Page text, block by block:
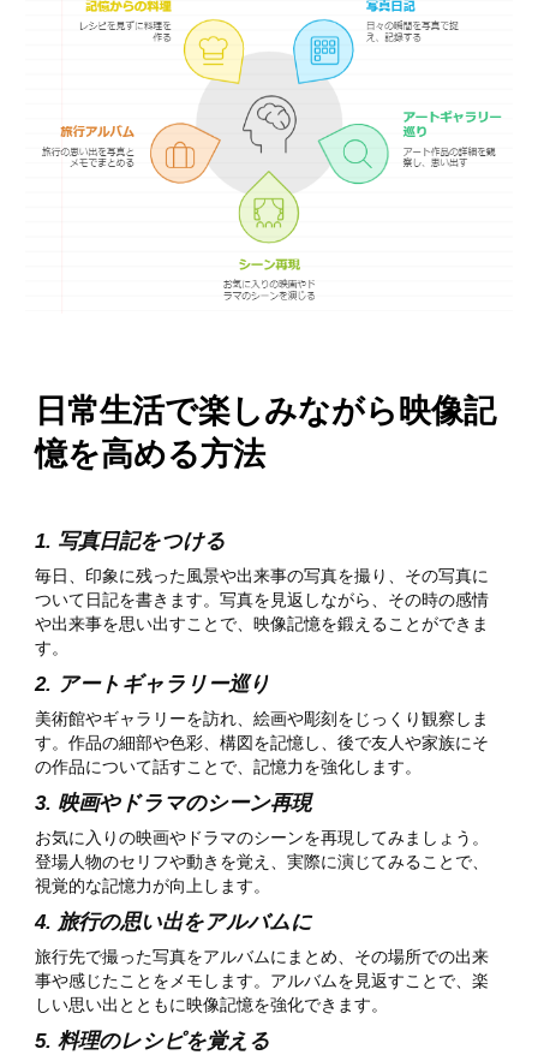
日常生活で楽しみながら映像記
憶を高める方法
1. 写真日記をつける
毎日、印象に残った風景や出来事の写真を撮り、その写真に
ついて日記を書きます。写真を見返しながら、その時の感情
や出来事を思い出すことで、映像記憶を鍛えることができま
す。
2. アートギャラリー巡り
美術館やギャラリーを訪れ、絵画や彫刻をじっくり観察しま
す。作品の細部や色彩、構図を記憶し、後で友人や家族にそ
の作品について話すことで、記憶力を強化します。
3. 映画やドラマのシーン再現
お気に入りの映画やドラマのシーンを再現してみましょう。
登場人物のセリフや動きを覚え、実際に演じてみることで、
視覚的な記憶力が向上します。
4. 旅行の思い出をアルバムに
旅行先で撮った写真をアルバムにまとめ、その場所での出来
事や感じたことをメモします。アルバムを見返すことで、楽
しい思い出とともに映像記憶を強化できます。
5. 料理のレシピを覚える